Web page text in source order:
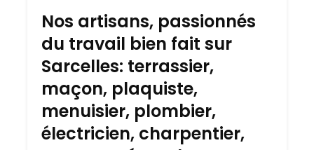
Nos artisans, passionnés
du travail bien fait sur
Sarcelles: terrassier,
maçon, plaquiste,
menuisier, plombier,
électricien, charpentier,